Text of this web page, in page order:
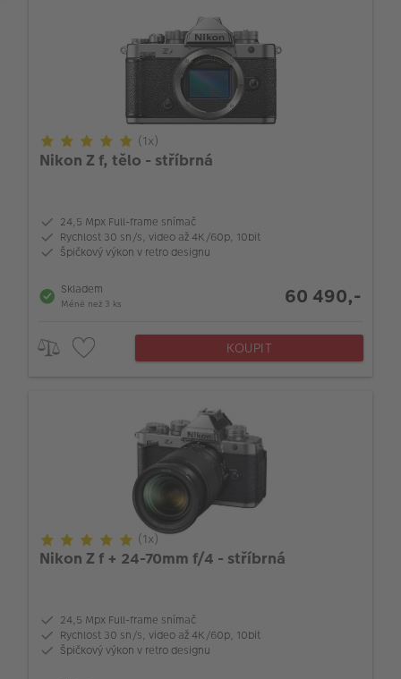
(1x)
Nikon Z f, tělo - stříbrná
24,5 Mpx Full-frame snímač
Rychlost 30 sn/s, video až 4K/60p, 10bit
Špičkový výkon v retro designu
Skladem
Méně než 3 ks 60 490,-
KOUPIT
(1x)
Nikon Z f + 24-70mm f/4 - stříbrná
24,5 Mpx Full-frame snímač
Rychlost 30 sn/s, video až 4K/60p, 10bit
Špičkový výkon v retro designu